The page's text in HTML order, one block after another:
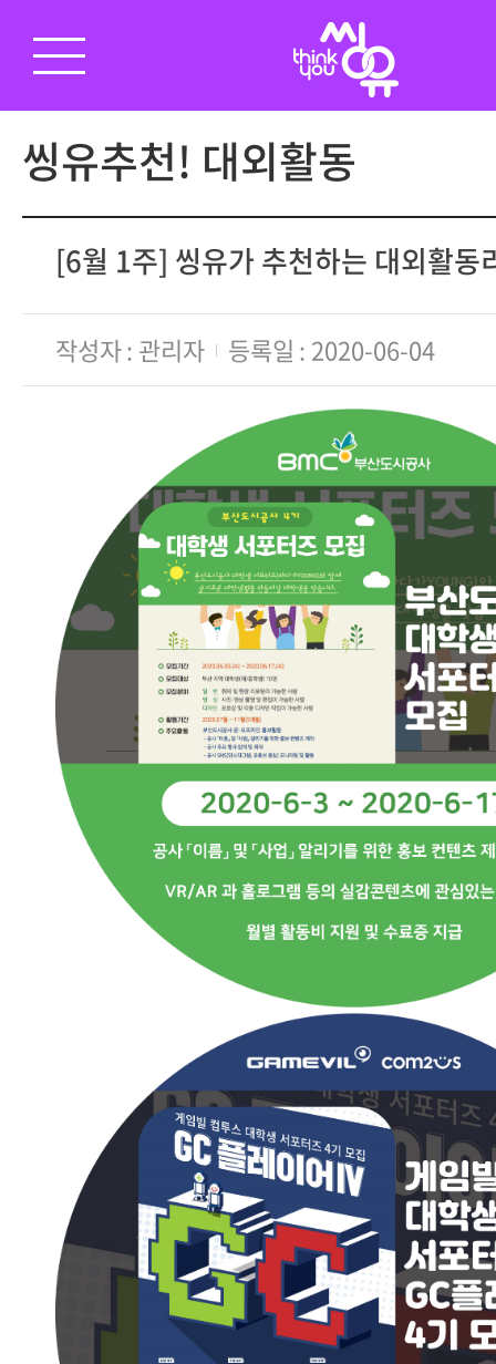
씽유추천! 대외활동
[6월 1주] 씽유가 추천하는 대외활동
작성자 관리자 등록일 2020-06-04